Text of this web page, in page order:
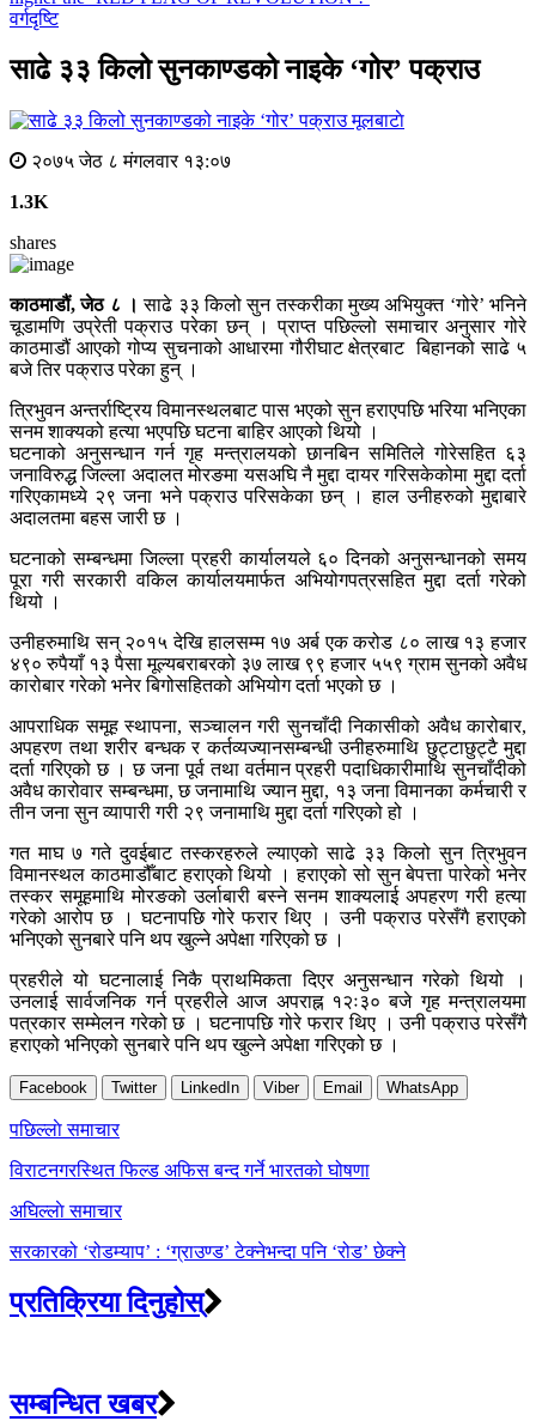
वर्गदृष्टि
साढे ३३ किलो सुनकाण्डको नाइके ‘गोर’ पक्राउ
मूलबाटाे
२०७५ जेठ ८ मंगलवार १३:०७
1.3K
shares
काठमाडौं, जेठ ८ । साढे ३३ किलो सुन तस्करीका मुख्य अभियुक्त ‘गोरे’ भनिने
चूडामणि उप्रेती पक्राउ परेका छन् । प्राप्त पछिल्लो समाचार अनुसार गोरे
काठमाडौं आएको गोप्य सुचनाको आधारमा गौरीघाट क्षेत्रबाट बिहानको साढे ५
बजे तिर पक्राउ परेका हुन् ।
त्रिभुवन अन्तर्राष्ट्रिय विमानस्थलबाट पास भएको सुन हराएपछि भरिया भनिएका
सनम शाक्यको हत्या भएपछि घटना बाहिर आएको थियो ।
घटनाको अनुसन्धान गर्न गृह मन्त्रालयको छानबिन समितिले गोरेसहित ६३
जनाविरुद्ध जिल्ला अदालत मोरङमा यसअघि नै मुद्दा दायर गरिसकेकोमा मुद्दा दर्ता
गरिएकामध्ये २९ जना भने पक्राउ परिसकेका छन् । हाल उनीहरुको मुद्दाबारे
अदालतमा बहस जारी छ ।
घटनाको सम्बन्धमा जिल्ला प्रहरी कार्यालयले ६० दिनको अनुसन्धानको समय
पूरा गरी सरकारी वकिल कार्यालयमार्फत अभियोगपत्रसहित मुद्दा दर्ता गरेको
थियो ।
उनीहरुमाथि सन् २०१५ देखि हालसम्म १७ अर्ब एक करोड ८० लाख १३ हजार
४९० रुपैयाँ १३ पैसा मूल्यबराबरको ३७ लाख ९९ हजार ५५९ ग्राम सुनको अवैध
कारोबार गरेको भनेर बिगोसहितको अभियोग दर्ता भएको छ ।
आपराधिक समूह स्थापना, सञ्चालन गरी सुनचाँदी निकासीको अवैध कारोबार,
अपहरण तथा शरीर बन्धक र कर्तव्यज्यानसम्बन्धी उनीहरुमाथि छुट्टाछुट्टै मुद्दा
दर्ता गरिएको छ । छ जना पूर्व तथा वर्तमान प्रहरी पदाधिकारीमाथि सुनचाँदीको
अवैध कारोवार सम्बन्धमा, छ जनामाथि ज्यान मुद्दा, १३ जना विमानका कर्मचारी र
तीन जना सुन व्यापारी गरी २९ जनामाथि मुद्दा दर्ता गरिएको हो ।
गत माघ ७ गते दुवईबाट तस्करहरुले ल्याएको साढे ३३ किलो सुन त्रिभुवन
विमानस्थल काठमाडौँबाट हराएको थियो । हराएको सो सुन बेपत्ता पारेको भनेर
तस्कर समूहमाथि मोरङको उर्लाबारी बस्ने सनम शाक्यलाई अपहरण गरी हत्या
गरेको आरोप छ । घटनापछि गोरे फरार थिए । उनी पक्राउ परेसँगै हराएको
भनिएको सुनबारे पनि थप खुल्ने अपेक्षा गरिएको छ ।
प्रहरीले यो घटनालाई निकै प्राथमिकता दिएर अनुसन्धान गरेको थियो ।
उनलाई सार्वजनिक गर्न प्रहरीले आज अपराह्न १२ः३० बजे गृह मन्त्रालयमा
पत्रकार सम्मेलन गरेको छ । घटनापछि गोरे फरार थिए । उनी पक्राउ परेसँगै
हराएको भनिएको सुनबारे पनि थप खुल्ने अपेक्षा गरिएको छ ।
Facebook Twitter LinkedIn Viber Email WhatsApp
Post
navigation
पछिल्लाे समाचार
विराटनगरस्थित फिल्ड अफिस बन्द गर्ने भारतको घोषणा
अघिल्लाे समाचार
सरकारको ‘रोडम्याप’ : ‘ग्राउण्ड’ टेक्नेभन्दा पनि ‘रोड’ छेक्ने
प्रतिक्रिया दिनुहोस्
सम्बन्धित खबर